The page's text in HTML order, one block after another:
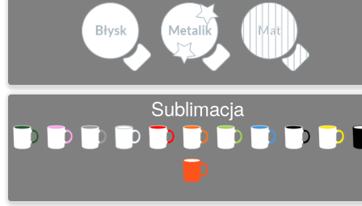
Sublimacja